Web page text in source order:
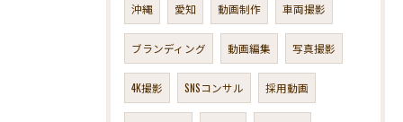
沖縄 愛知 動画制作 車両撮影
ブランディング 動画編集 写真撮影
4K撮影 SNSコンサル 採用動画